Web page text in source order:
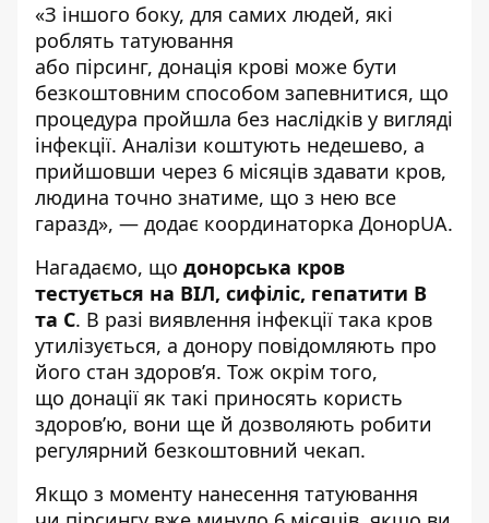
«З іншого боку, для самих людей, які
роблять татуювання
або пірсинг, донація крові може бути
безкоштовним способом запевнитися, що
процедура пройшла без наслідків у вигляді
інфекції. Аналізи коштують недешево, а
прийшовши через 6 місяців здавати кров,
людина точно знатиме, що з нею все
гаразд», — додає координаторка ДонорUA.
Нагадаємо, що донорська кров
тестується на ВІЛ, сифіліс, гепатити В
та С. В разі виявлення інфекції така кров
утилізується, а донору повідомляють про
його стан здоров’я. Тож окрім того,
що донації як такі приносять користь
здоров’ю, вони ще й дозволяють робити
регулярний безкоштовний чекап.
Якщо з моменту нанесення татуювання